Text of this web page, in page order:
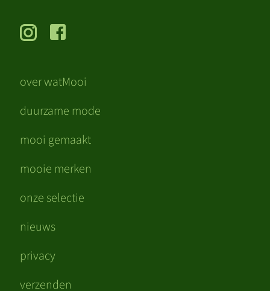
over watMooi
duurzame mode
mooi gemaakt
mooie merken
onze selectie
nieuws
privacy
verzenden